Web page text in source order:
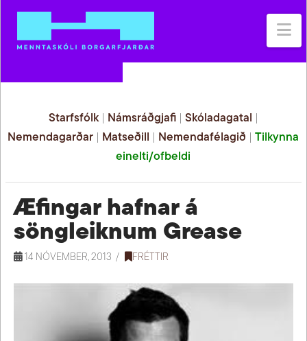
Starfsfólk| Námsráðgjafi| Skóladagatal
Nemendagarðar
Matseðill Nemendafélagið |Tilkynna
einelti/ofbeldi
Æfingar hafnar á
söngleiknum Grease
14 NÓVEMBER, 2013 FRÉTTIR